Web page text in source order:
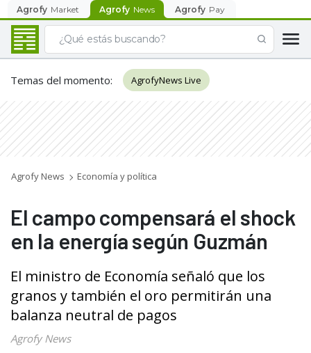
Agrofy Market Agrofy News Agrofy Pay
Temas del momento: AgrofyNews Live
Agrofy News Economía y política
El campo compensará el shock
en la energía según Guzmán
El ministro de Economía señaló que los
granos y también el oro permitirán una
balanza neutral de pagos
Agrofy News